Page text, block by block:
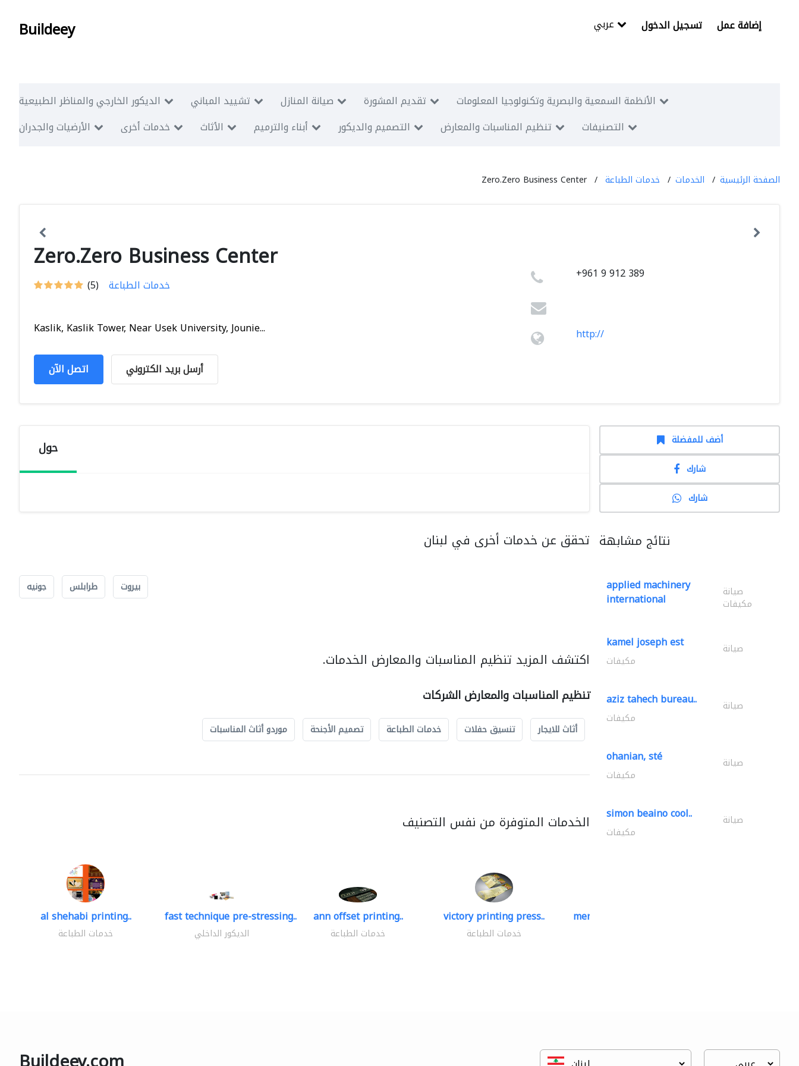
Buildeey تسجيل الدخول إضافة عمل
الديكور الخارجي والمناظر الطبيعية تشييد المباني صيانة المنازل تقديم المشورة
الأنظمة السمعية والبصرية وتكنولوجيا المعلومات
الأرضيات والجدران
خدمات أخرى الأثاث أبناء والترميم التصميم والديكور تنظيم المناسبات والمعارض التصنيفات
الصفحة الرئيسية الخدمات خدمات الطباعة Zero.Zero Business Center
Zero.Zero Business Center
(5) خدمات الطباعة
Kaslik, Kaslik Tower, Near Usek University, Jounie...
اتصل الآن أرسل بريد الكتروني
+961 9 912 389
http://
حول
تحقق عن خدمات أخرى في لبنان
بيروت طرابلس جونيه
اكتشف المزيد تنظيم المناسبات والمعارض الخدمات.
تنظيم المناسبات والمعارض الشركات
أثاث للايجار تنسيق حفلات خدمات الطباعة تصميم الأجنحة موردو أثاث المناسبات
الخدمات المتوفرة من نفس التصنيف
al shehabi printing..
خدمات الطباعة
fast technique pre-stressing..
الديكور الداخلي
ann offset printing..
خدمات الطباعة
victory printing press..
خدمات الطباعة
mermaid digital printing..
أضف للمفضلة
شارك
شارك
نتائج مشابهة
applied machinery
international صيانة
مكيفات
kamel joseph est صيانة
مكيفات
aziz tahech bureau.. صيانة
مكيفات
ohanian, sté صيانة
مكيفات
simon beaino cool.. صيانة
مكيفات